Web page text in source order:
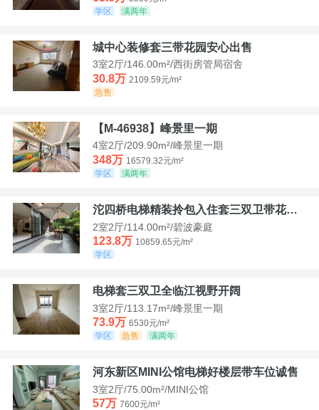
学区
满两年
城中心装修套三带花园安心出售
3室2厅/146.00m²/西街房管局宿舍
30.8万 2109.59元/m²
急售
【M-46938】峰景里一期
4室2厅/209.90m²/峰景里一期
348万 16579.32元/m²
学区
满两年
沱四桥电梯精装拎包入住套三双卫带花园40平米带车位
2室2厅/114.00m²/碧波豪庭
123.8万 10859.65元/m²
学区
电梯套三双卫全临江视野开阔
3室2厅/113.17m²/峰景里一期
73.9万 6530元/m²
学区
急售 满两年
河东新区MINI公馆电梯好楼层带车位诚售
3室2厅/75.00m²/MINI公馆
57万 7600元/m²